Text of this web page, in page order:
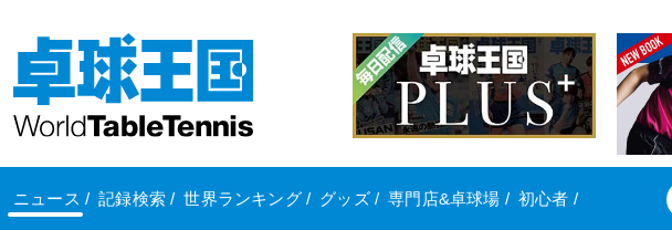
ニュース / 記録検索 / 世界ランキング/ グッズ/ 専門店&卓球場 / 初心者 /